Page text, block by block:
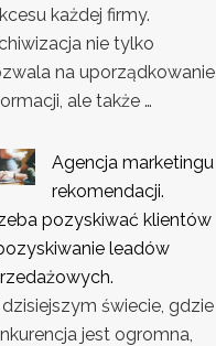
każdej firmy.
nie tylko
na uporządkowanie
ale także …
Agencja marketingu
rekomendacji.
pozyskiwać klientów
leadów
świecie, gdzie
jest ogromna,